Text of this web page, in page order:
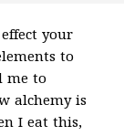
your
to
me to
alchemy is
I eat this,